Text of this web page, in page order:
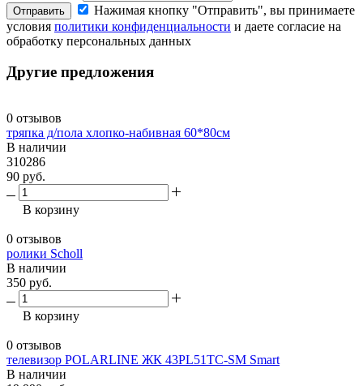
Отправить
Нажимая кнопку "Отправить", вы принимаете
условия политики конфиденциальности и даете согласие на
обработку персональных данных
Другие предложения
0 отзывов
тряпка д/пола хлопко-набивная 60*80см
В наличии
310286
90 руб.
В корзину
0 отзывов
ролики Scholl
В наличии
350 руб.
В корзину
0 отзывов
телевизор POLARLINE ЖК 43PL51TC-SM Smart
В наличии